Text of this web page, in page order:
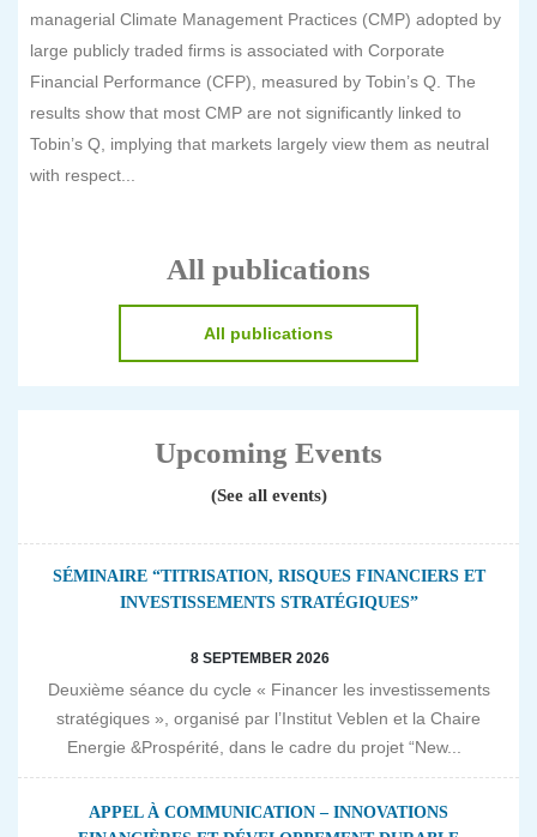
managerial Climate Management Practices (CMP) adopted by
large publicly traded firms is associated with Corporate
Financial Performance (CFP), measured by Tobin’s Q. The
results show that most CMP are not significantly linked to
Tobin’s Q, implying that markets largely view them as neutral
with respect...
All publications
All publications
Upcoming Events
(See all events)
SÉMINAIRE “TITRISATION, RISQUES FINANCIERS ET
INVESTISSEMENTS STRATÉGIQUES”
8 SEPTEMBER 2026
Deuxième séance du cycle « Financer les investissements
stratégiques », organisé par l’Institut Veblen et la Chaire
Energie &Prospérité, dans le cadre du projet “New...
APPEL À COMMUNICATION – INNOVATIONS